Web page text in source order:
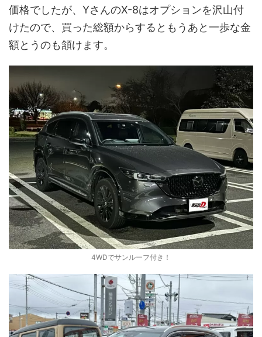
価格でしたが、YさんのX-8はオプションを沢山付
けたので、買った総額からするともうあと一歩な金
額とうのも頷けます。
4WDでサンルーフ付き！